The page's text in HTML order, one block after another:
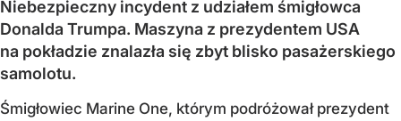
Niebezpieczny incydent z udziałem śmigłowca
Donalda Trumpa. Maszyna z prezydentem USA
na pokładzie znalazła się zbyt blisko pasażerskiego
samolotu.
Śmigłowiec Marine One, którym podróżował prezydent